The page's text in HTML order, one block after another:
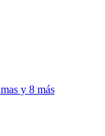
mas y 8 más